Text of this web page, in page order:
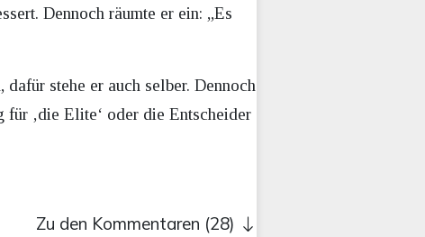
Dennoch räumte er ein: „Es
stehe er auch selber. Dennoch
‚die Elite‘ oder die Entscheider
Zu den Kommentaren (28)